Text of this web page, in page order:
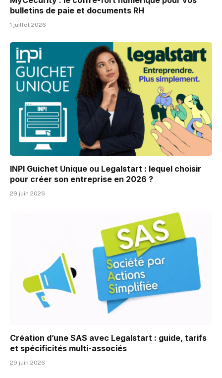
bulletins de paie et documents RH
1 juillet 2026
INPI Guichet Unique ou Legalstart : lequel choisir
pour créer son entreprise en 2026 ?
29 juin 2026
Création d’une SAS avec Legalstart : guide, tarifs
et spécificités multi-associés
29 juin 2026